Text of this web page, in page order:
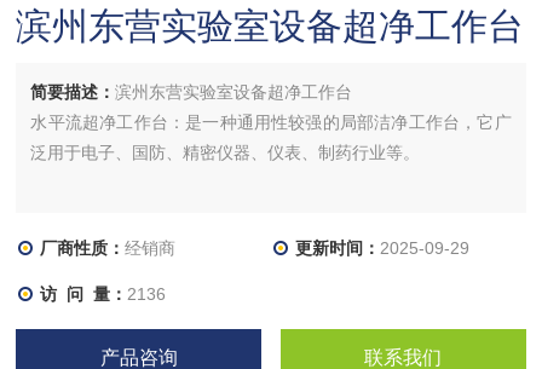
滨州东营实验室设备超净工作台
简要描述：滨州东营实验室设备超净工作台
水平流超净工作台：是一种通用性较强的局部洁净工作台，它广
泛用于电子、国防、精密仪器、仪表、制药行业等。
厂商性质：经销商 更新时间： 2025-09-29
访 问 量： 2136
产品咨询 联系我们